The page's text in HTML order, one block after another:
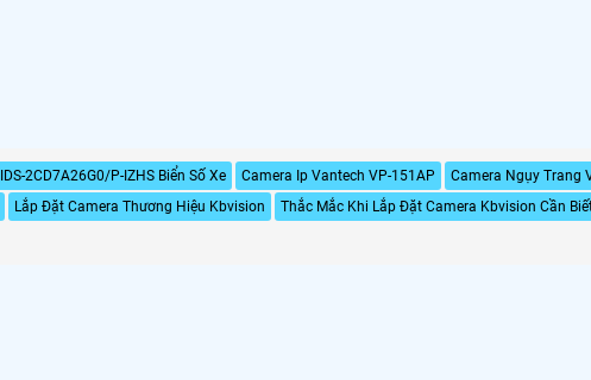
2CD7A26G0/P-IZHS Biển Số Xe Camera Ip Vantech VP-151AP Camera Ngụy Trang
Lắp Đặt Camera Thương Hiệu Kbvision Thắc Mắc Khi Lắp Đặt Camera Kbvision Cần